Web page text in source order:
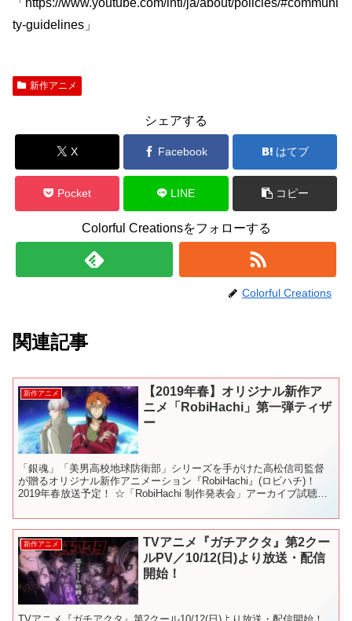
ty-guidelines」
新作アニメ
シェアする
X Facebook はてブ
Pocket LINE コピー
Colorful Creationsをフォローする
Colorful Creations
関連記事
新作アニメ
【2019年春】オリジナル新作ア
ニメ「RobiHachi」第一弾ティザ
ー
「銀魂」「美男高校地球防衛部」シリーズを手がけた高松信司監督
が贈るオリジナル新作アニメーション『RobiHachi』(ロビハチ)！
2019年春放送予定！ ☆「RobiHachi 制作発表会」アーカイブ試聴は
新作アニメ
TVアニメ『ガチアクタ』第2クー
ルPV／10/12(日)より放送・配信
開始！